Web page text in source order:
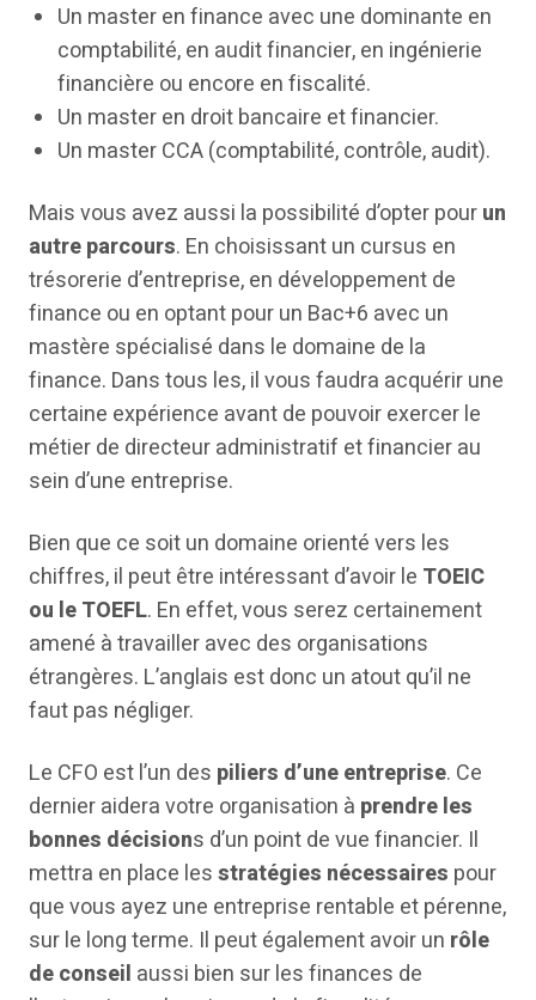
Un master en finance avec une dominante en
comptabilité, en audit financier, en ingénierie
financière ou encore en fiscalité.
Un master en droit bancaire et financier.
Un master CCA (comptabilité, contrôle, audit).
Mais vous avez aussi la possibilité d’opter pourun
autre parcours. En choisissant un cursus en
trésorerie d’entreprise, en développement de
finance ou en optant pour un Bac+6 avec un
mastère spécialisé dans le domaine de la
finance. Dans tous les, il vous faudra acquérir une
certaine expérience avant de pouvoir exercer le
métier de directeur administratif et financier au
sein d’une entreprise.
Bien que ce soit un domaine orienté vers les
chiffres, il peut être intéressant d’avoir le TOEIC
ou le TOEFL. En effet, vous serez certainement
amené à travailler avec des organisations
étrangères. L’anglais est donc un atout qu’il ne
faut pas négliger.
Le CFO est l’un des piliers d’une entreprise. Ce
dernier aidera votre organisation à prendre les
bonnes décisions d’un point de vue financier. Il
mettra en place lesstratégies nécessaires pour
que vous ayez une entreprise rentable et pérenne,
sur le long terme. Il peut également avoir un rôle
de conseil aussi bien sur les finances de